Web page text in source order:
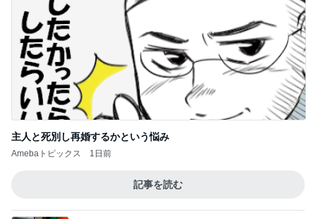
市川由紀乃 母とクラフトビール
Amebaトピックス 1日前
Amebaトピックス 1日前